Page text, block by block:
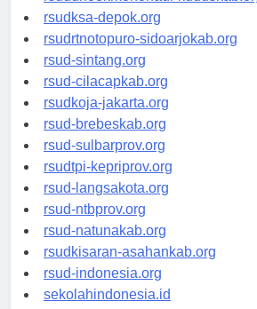
rsuddrloekmonohadi-kuduskab.org
rsudksa-depok.org
rsudrtnotopuro-sidoarjokab.org
rsud-sintang.org
rsud-cilacapkab.org
rsudkoja-jakarta.org
rsud-brebeskab.org
rsud-sulbarprov.org
rsudtpi-kepriprov.org
rsud-langsakota.org
rsud-ntbprov.org
rsud-natunakab.org
rsudkisaran-asahankab.org
rsud-indonesia.org